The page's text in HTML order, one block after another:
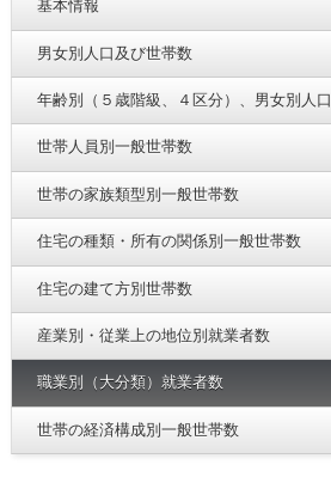
基本情報
男女別人口及び世帯数
年齢別（５歳階級、４区分）、男女別人口
世帯人員別一般世帯数
世帯の家族類型別一般世帯数
住宅の種類・所有の関係別一般世帯数
住宅の建て方別世帯数
産業別・従業上の地位別就業者数
職業別（大分類）就業者数
世帯の経済構成別一般世帯数